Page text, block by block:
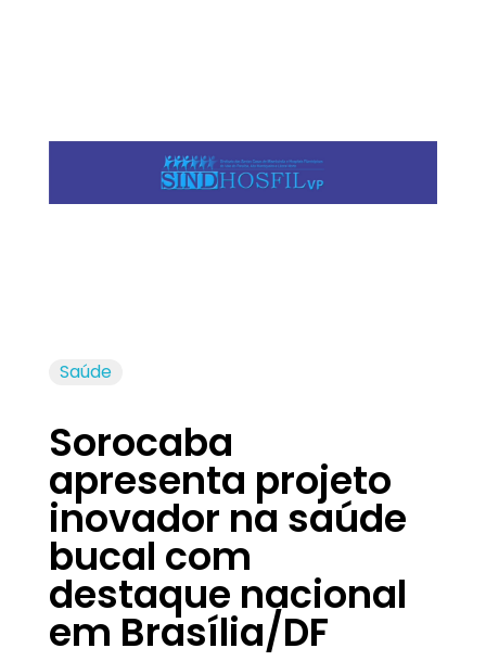
Saúde
Sorocaba
apresenta projeto
inovador na saúde
bucal com
destaque nacional
em Brasília/DF